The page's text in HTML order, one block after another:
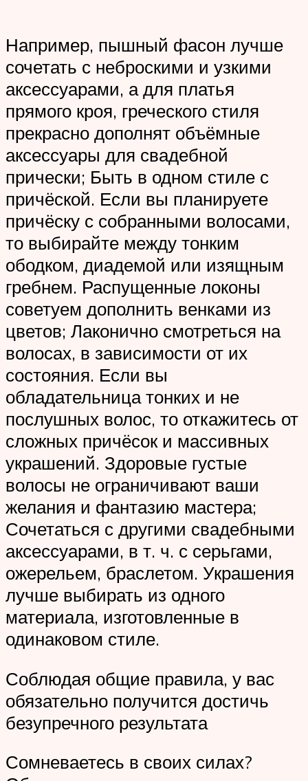
Например, пышный фасон лучше
сочетать с неброскими и узкими
аксессуарами, а для платья
прямого кроя, греческого стиля
прекрасно дополнят объёмные
аксессуары для свадебной
прически; Быть в одном стиле с
причёской. Если вы планируете
причёску с собранными волосами,
то выбирайте между тонким
ободком, диадемой или изящным
гребнем. Распущенные локоны
советуем дополнить венками из
цветов; Лаконично смотреться на
волосах, в зависимости от их
состояния. Если вы
обладательница тонких и не
послушных волос, то откажитесь от
сложных причёсок и массивных
украшений. Здоровые густые
волосы не ограничивают ваши
желания и фантазию мастера;
Сочетаться с другими свадебными
аксессуарами, в т. ч. с серьгами,
ожерельем, браслетом. Украшения
лучше выбирать из одного
материала, изготовленные в
одинаковом стиле.
Соблюдая общие правила, у вас
обязательно получится достичь
безупречного результата
Сомневаетесь в своих силах?